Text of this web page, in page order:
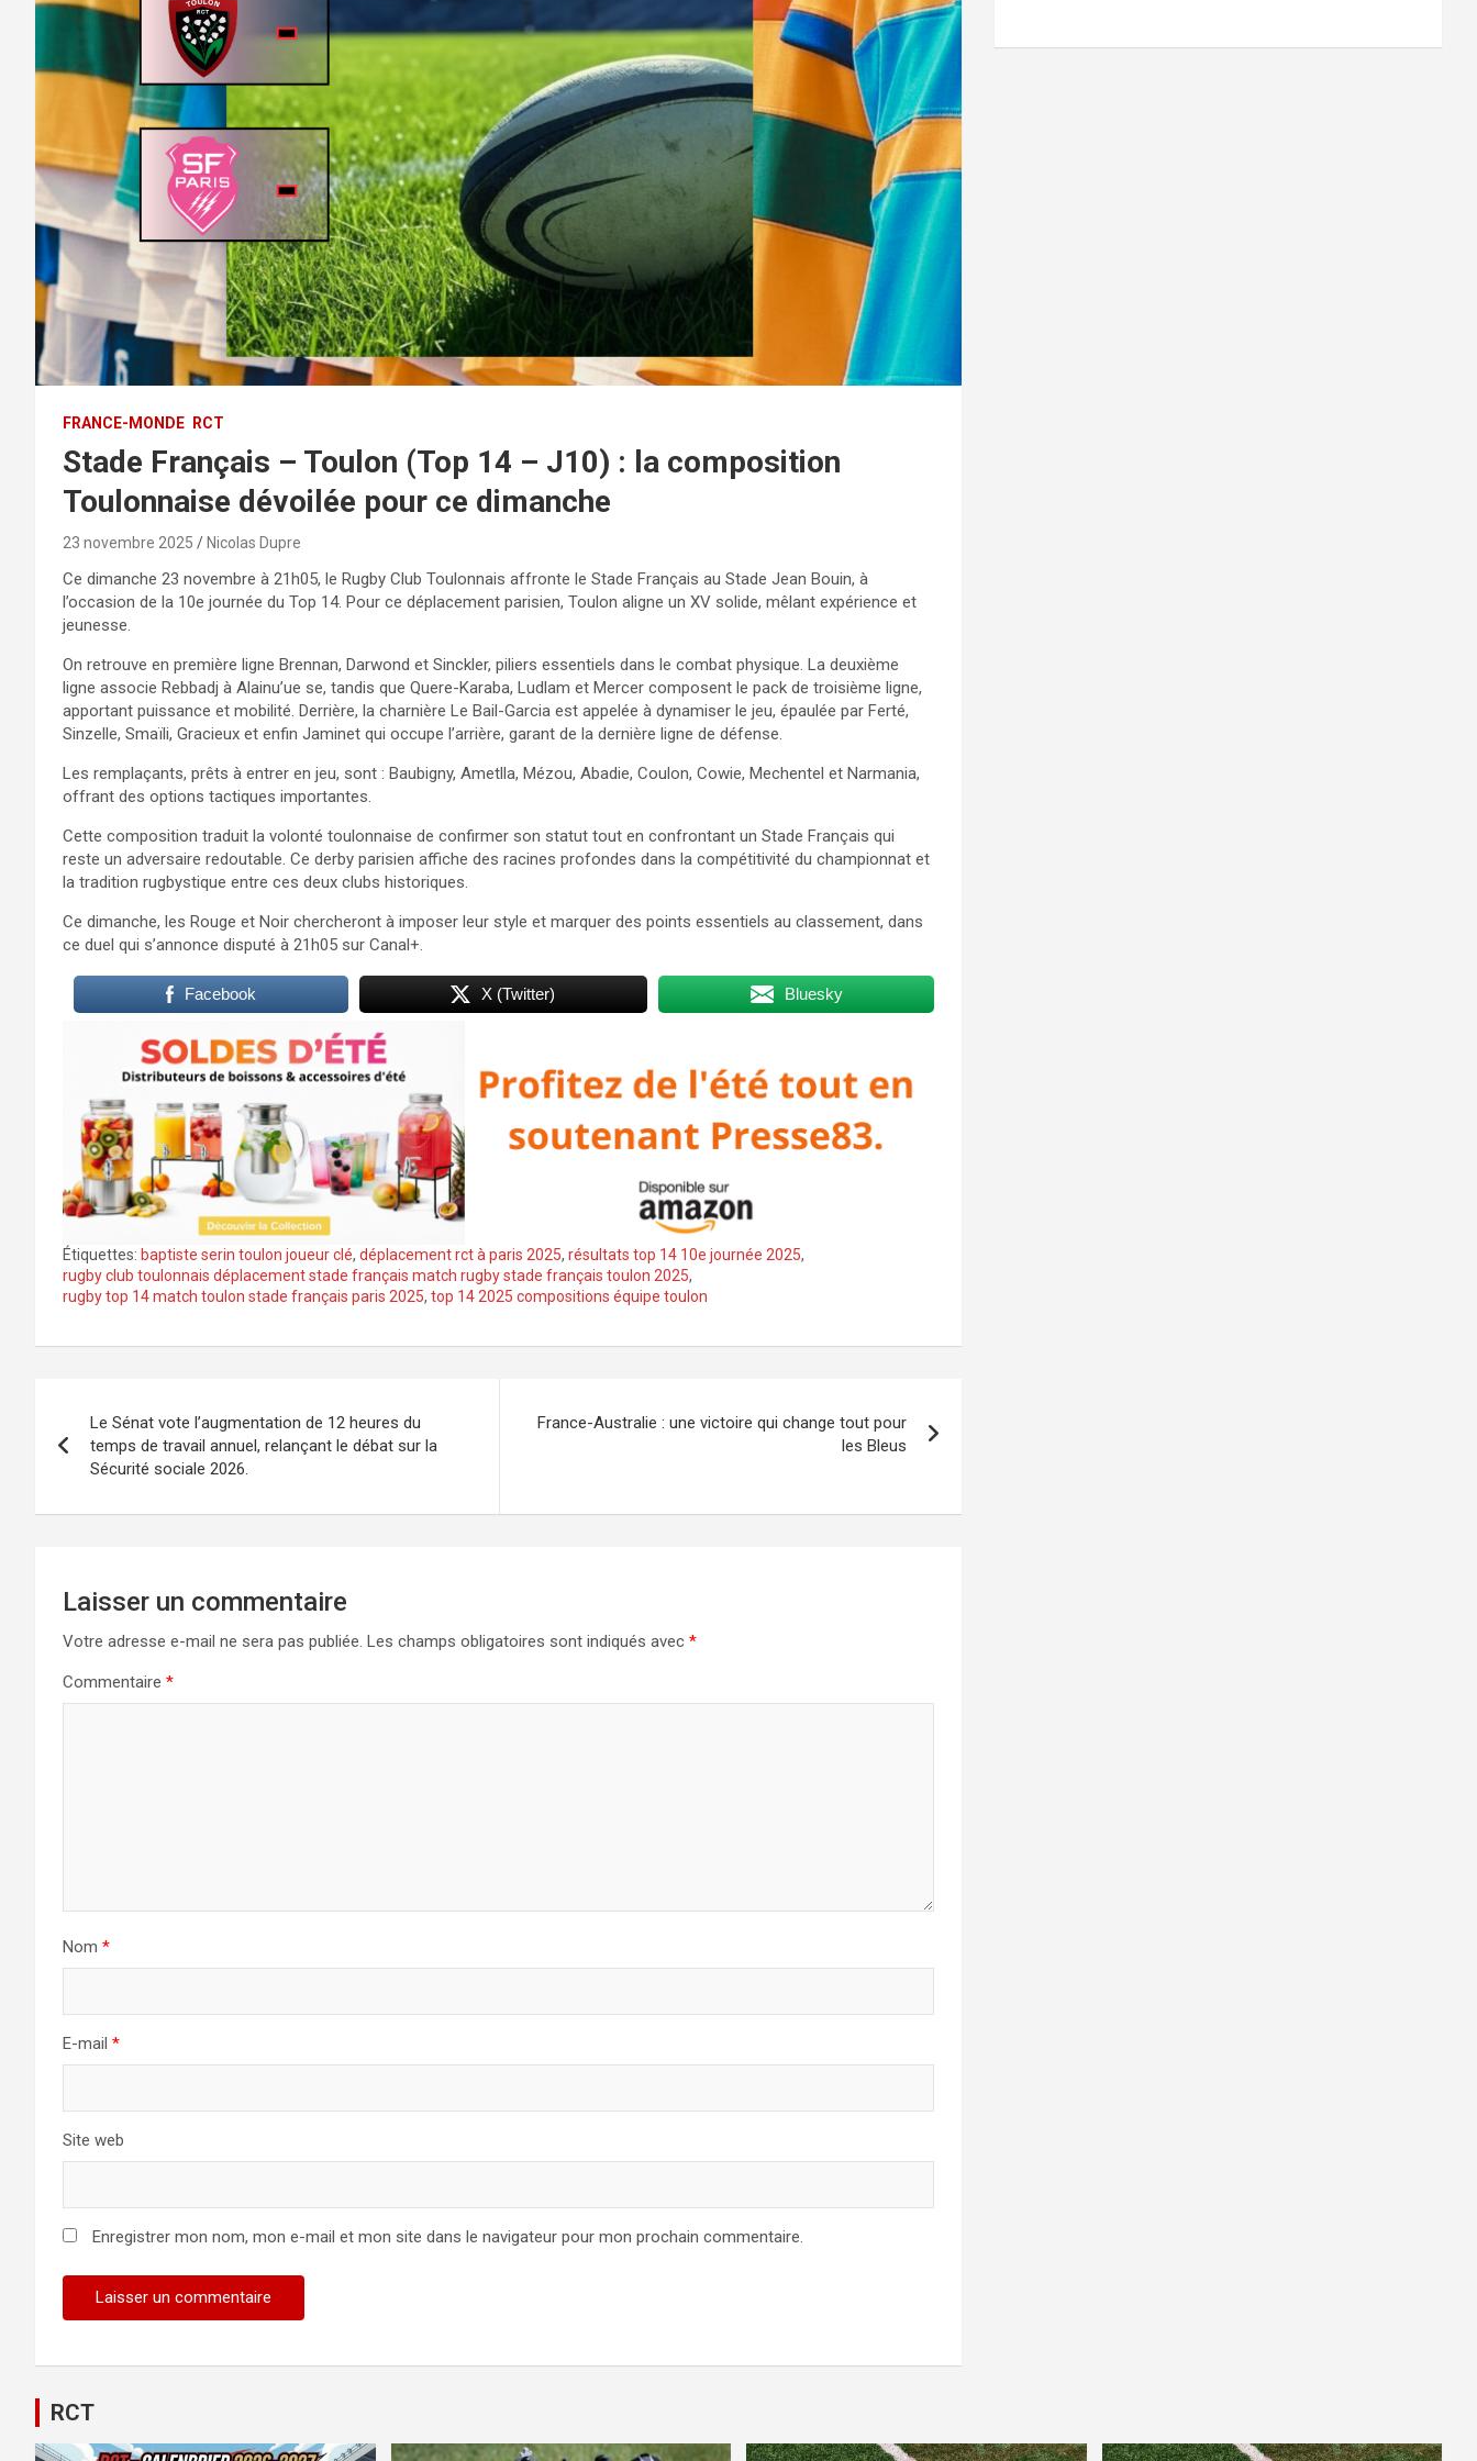
FRANCE-MONDE RCT
Stade Français – Toulon (Top 14 – J10) : la composition
Toulonnaise dévoilée pour ce dimanche
23 novembre 2025 Nicolas Dupre
Ce dimanche 23 novembre à 21h05, le Rugby Club Toulonnais affronte le Stade Français au Stade Jean Bouin, à
l’occasion de la 10e journée du Top 14. Pour ce déplacement parisien, Toulon aligne un XV solide, mêlant expérience et
jeunesse.
On retrouve en première ligne Brennan, Darwond et Sinckler, piliers essentiels dans le combat physique. La deuxième
ligne associe Rebbadj à Alainu’ue se, tandis que Quere-Karaba, Ludlam et Mercer composent le pack de troisième ligne,
apportant puissance et mobilité. Derrière, la charnière Le Bail-Garcia est appelée à dynamiser le jeu, épaulée par Ferté,
Sinzelle, Smaïli, Gracieux et enfin Jaminet qui occupe l’arrière, garant de la dernière ligne de défense.
Les remplaçants, prêts à entrer en jeu, sont : Baubigny, Ametlla, Mézou, Abadie, Coulon, Cowie, Mechentel et Narmania,
offrant des options tactiques importantes.
Cette composition traduit la volonté toulonnaise de confirmer son statut tout en confrontant un Stade Français qui
reste un adversaire redoutable. Ce derby parisien affiche des racines profondes dans la compétitivité du championnat et
la tradition rugbystique entre ces deux clubs historiques.
Ce dimanche, les Rouge et Noir chercheront à imposer leur style et marquer des points essentiels au classement, dans
ce duel qui s’annonce disputé à 21h05 sur Canal+.
Facebook X (Twitter) Bluesky
Étiquettes: baptiste serin toulon joueur clé, déplacement rct à paris 2025, résultats top 14 10e journée 2025,
rugby club toulonnais déplacement stade français match rugby stade français toulon 2025,
rugby top 14 match toulon stade français paris 2025, top 14 2025 compositions équipe toulon
de
Le Sénat vote l’augmentation de 12 heures du
temps de travail annuel, relançant le débat sur la
Sécurité sociale 2026.
France-Australie : une victoire qui change tout pour
les Bleus
Laisser un commentaire
Votre adresse e-mail ne sera pas publiée. Les champs obligatoires sont indiqués avec *
Commentaire *
Nom *
E-mail *
Site web
Enregistrer mon nom, mon e-mail et mon site dans le navigateur pour mon prochain commentaire.
RCT